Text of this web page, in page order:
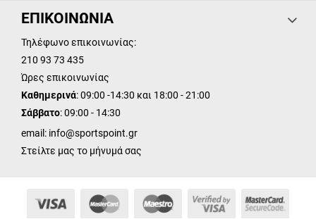
ΕΠΙΚΟΙΝΩΝΙΑ
Τηλέφωνο επικοινωνίας:
210 93 73 435
Ώρες επικοινωνίας
Καθημερινά: 09:00 -14:30 και 18:00 - 21:00
Σάββατο: 09:00 - 14:30
email: info@sportspoint.gr
Στείλτε μας το μήνυμά σας